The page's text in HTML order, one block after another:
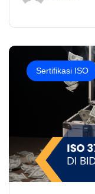
Sertifikasi ISO